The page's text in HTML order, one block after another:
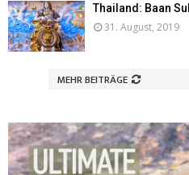
Thailand: Baan
31. August, 2019
MEHR BEITRÄGE